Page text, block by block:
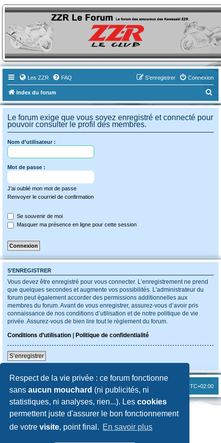
Respect de la vie privée : ce forum fonctionne
sansaucun mouchard (ni publicités, ni
statistiques, ni analyses, rien...). Lescookies
permettent juste d'assurer le bon fonctionnement
de votrevisite, point final. En savoir plus
ZZR-Leclub le Forum
Le forum des amoureux des Kawasaki ZZR
Les ZZR FAQ Connexion
S’enregistrer
Index du forum
e
Le forum exige que vous soyez enregistré et connecté pour
pouvoir consulter le profil des membres.
Nom d’utilisateur :
Mot de passe :
J’ai oublié mon mot de passe
Renvoyer le courriel de confirmation
Se souvenir de moi
Masquer ma présence en ligne pour cette session
S’ENREGISTRER
Vous devez être enregistré pour vous connecter. L’enregistrement ne prend
que quelques secondes et augmente vos possibilités. L’administrateur du
forum peut également accorder des permissions additionnelles aux
membres du forum. Avant de vous enregistrer, assurez-vous d’avoir pris
connaissance de nos conditions d’utilisation et de notre politique de vie
privée. Assurez-vous de bien lire tout le règlement du forum.
Conditions d’utilisation
Politique de confidentialité
S’enregistrer
Heures au format UTC+02:00
Développé par phpBB ® Forum Software © phpBB Limited
Traduit par phpBB-fr.com
Confidentialité
|Conditions